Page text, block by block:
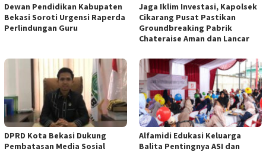
Dewan Pendidikan Kabupaten
Bekasi Soroti Urgensi Raperda
Perlindungan Guru
Jaga Iklim Investasi, Kapolsek
Cikarang Pusat Pastikan
Groundbreaking Pabrik
Chateraise Aman dan Lancar
DPRD Kota Bekasi Dukung
Pembatasan Media Sosial
Alfamidi Edukasi Keluarga
Balita Pentingnya ASI dan